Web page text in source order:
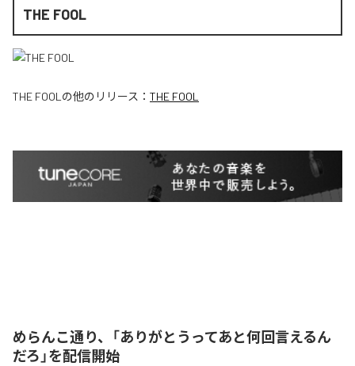
THE FOOL
THE FOOL の他のリリース： THE FOOL
めらんこ通り、「ありがとうってあと何回言えるん
だろ」を配信開始